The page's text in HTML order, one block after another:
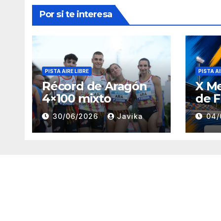
Por si te interesa
PISTA AIRE LIBRE
Récord de Aragón
4×100 mixto
30/06/2026 Javika
PISTA
X
de